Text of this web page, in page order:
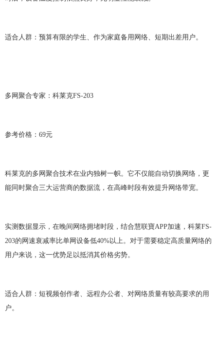
适合人群：预算有限的学生、作为家庭备用网络、短期出差用户。
多网 聚合专家： 科莱克FS-203
参考价格： 69元
科莱克的多网聚合技术在业内独树一帜。它不仅能自动切换网络，更
能同时聚合三大运营商的数据流，在高峰时段有效提升网络带宽。
实测数据显示，在晚间网络拥堵时段， 结合慧联寶APP加速， 科莱FS-
203的网速衰减率比单网设备低40%以上。对于需要稳定高质量网络的
用户来说，这一优势足以抵消其价格劣势。
适合人群：短视频创作者、远程办公者、对网络质量有较高要求的用
户。